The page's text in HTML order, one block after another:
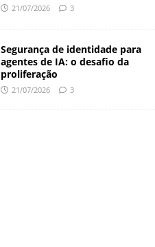
21/07/2026 3
Segurança de identidade para
agentes de IA: o desafio da
proliferação
21/07/2026 3